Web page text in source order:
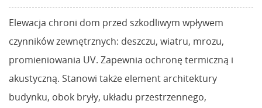
Elewacja chroni dom przed szkodliwym wpływem
czynników zewnętrznych: deszczu, wiatru, mrozu,
promieniowania UV. Zapewnia ochronę termiczną i
akustyczną. Stanowi także element architektury
budynku, obok bryły, układu przestrzennego,